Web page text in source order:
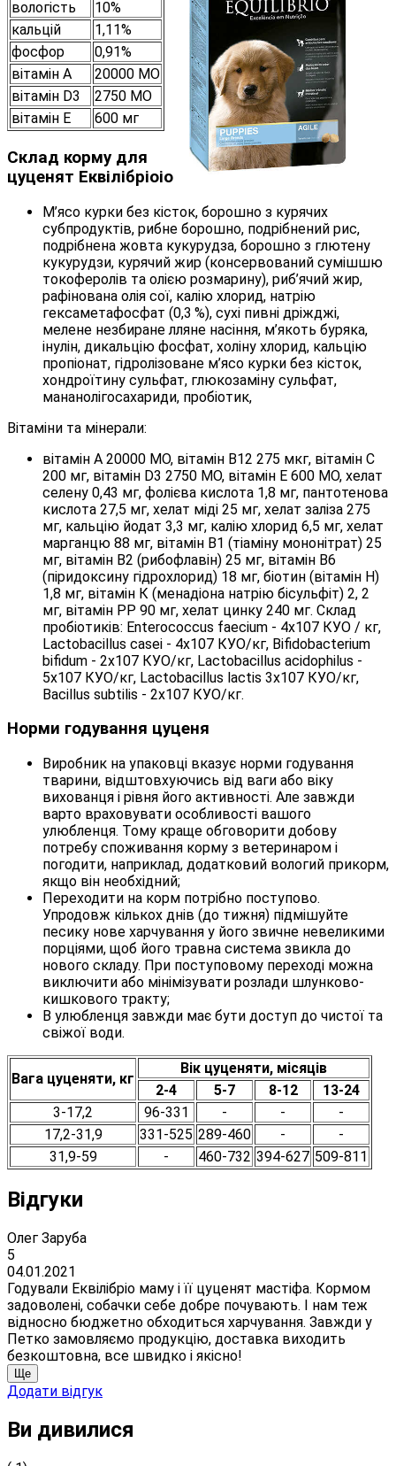
вологість
10%
кальцій
1,11%
фосфор
0,91%
вітамін А
20000 МО
вітамін D3
2750 МО
вітамін E
600 мг
Склад корму для
цуценят Еквілібріоіо
М’ясо курки без кісток, борошно з курячих
субпродуктів, рибне борошно, подрібнений рис,
подрібнена жовта кукурудза, борошно з глютену
кукурудзи, курячий жир (консервований сумішшю
токоферолів та олією розмарину), риб’ячий жир,
рафінована олія сої, калію хлорид, натрію
гексаметафосфат (0,3 %), сухі пивні дріжджі,
мелене незбиране лляне насіння, м’якоть буряка,
інулін, дикальцію фосфат, холіну хлорид, кальцію
пропіонат, гідролізоване м’ясо курки без кісток,
хондроїтину сульфат, глюкозаміну сульфат,
мананолігосахариди, пробіотик,
Вітаміни та мінерали:
вітамін А 20000 МО, вітамін В12 275 мкг, вітамін С
200 мг, вітамін D3 2750 МО, вітамін Е 600 МО, хелат
селену 0,43 мг, фолієва кислота 1,8 мг, пантотенова
кислота 27,5 мг, хелат міді 25 мг, хелат заліза 275
мг, кальцію йодат 3,3 мг, калію хлорид 6,5 мг, хелат
марганцю 88 мг, вітамін В1 (тіаміну мононітрат) 25
мг, вітамін В2 (рибофлавін) 25 мг, вітамін В6
(піридоксину гідрохлорид) 18 мг, біотин (вітамін Н)
1,8 мг, вітамін К (менадіона натрію бісульфіт) 2, 2
мг, вітамін РР 90 мг, хелат цинку 240 мг. Склад
пробіотиків: Enterococcus faecium - 4х107 КУО / кг,
Lactobacillus casei - 4х107 КУО/кг, Bifidobacterium
bifidum - 2х107 КУО/кг, Lactobacillus acidophilus -
5х107 КУО/кг, Lactobacillus lactis 3x107 КУО/кг,
Bacillus subtilis - 2х107 КУО/кг.
Норми годування цуценя
Виробник на упаковці вказує норми годування
тварини, відштовхуючись від ваги або віку
вихованця і рівня його активності. Але завжди
варто враховувати особливості вашого
улюбленця. Тому краще обговорити добову
потребу споживання корму з ветеринаром і
погодити, наприклад, додатковий вологий прикорм,
якщо він необхідний;
Переходити на корм потрібно поступово.
Упродовж кількох днів (до тижня) підмішуйте
песику нове харчування у його звичне невеликими
порціями, щоб його травна система звикла до
нового складу. При поступовому переході можна
виключити або мінімізувати розлади шлунково-
кишкового тракту;
В улюбленця завжди має бути доступ до чистої та
свіжої води.
Вага цуценяти, кг
Вік цуценяти, місяців
2-4
5-7 8-12
13-24
3-17,2
96-331 - -
-
17,2-31,9
331-525 289-460 -
-
31,9-59
- 460-732 394-627 509-811
Відгуки
Олег Заруба
5
04.01.2021
Годували Еквілібріо маму і її цуценят мастіфа. Кормом
задоволені, собачки себе добре почувають. І нам теж
відносно бюджетно обходиться харчування. Завжди у
Петко замовляємо продукцію, доставка виходить
безкоштовна, все швидко і якісно!
Ще
Додати відгук
Ви дивилися